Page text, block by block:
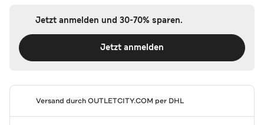
Jetzt anmelden und 30-70% sparen.
Jetzt anmelden
Versand durchOUTLETCITY.COM per DHL